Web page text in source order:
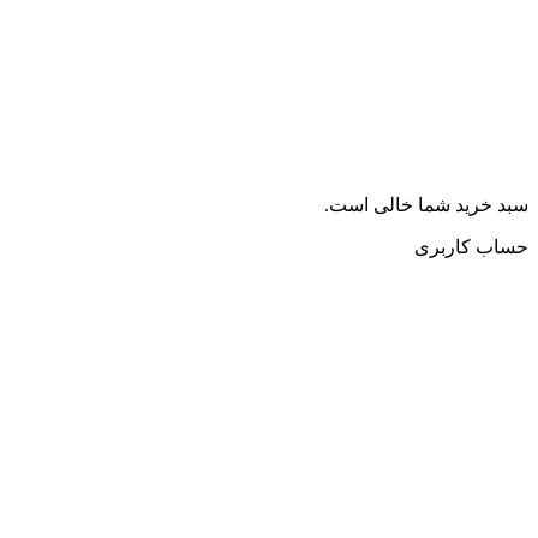
سبد خرید شما خالی است.
حساب کاربری